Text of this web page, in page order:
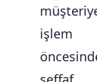
işlem